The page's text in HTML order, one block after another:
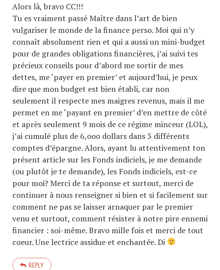
Alors là, bravo CC!!!
Tu es vraiment passé Maître dans l’art de bien
vulgariser le monde de la finance perso. Moi qui n’y
connaît absolument rien et qui a aussi un mini-budget
pour de grandes obligations financières, j’ai suivi tes
précieux conseils pour d’abord me sortir de mes
dettes, me ‘payer en premier’ et aujourd’hui, je peux
dire que mon budget est bien établi, car non
seulement il respecte mes maigres revenus, mais il me
permet en me ‘payant en premier’ d’en mettre de côté
et après seulement 9 mois de ce régime minceur (LOL),
j’ai cumulé plus de 6,ooo dollars dans 3 différents
comptes d’épargne. Alors, ayant lu attentivement ton
présent article sur les Fonds indiciels, je me demande
(ou plutôt je te demande), les Fonds indiciels, est-ce
pour moi? Merci de ta réponse et surtout, merci de
continuer à nous renseigner si bien et si facilement sur
comment ne pas se laisser arnaquer par le premier
venu et surtout, comment résister à notre pire ennemi
financier : soi-même. Bravo mille fois et merci de tout
coeur. Une lectrice assidue et enchantée. Di
REPLY